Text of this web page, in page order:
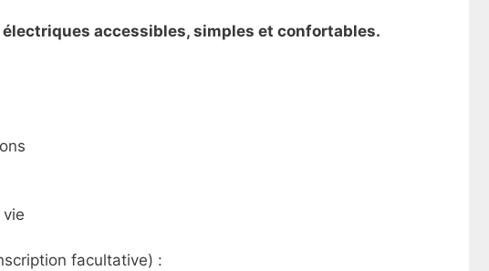
électriques accessibles, simples et confortables.
facultative) :